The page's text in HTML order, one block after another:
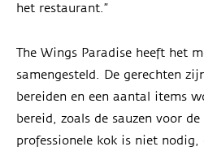
het restaurant.”
The Wings Paradise heeft het
samengesteld. De gerechten
bereiden en een aantal items
bereid, zoals de sauzen voor de
professionele kok is niet